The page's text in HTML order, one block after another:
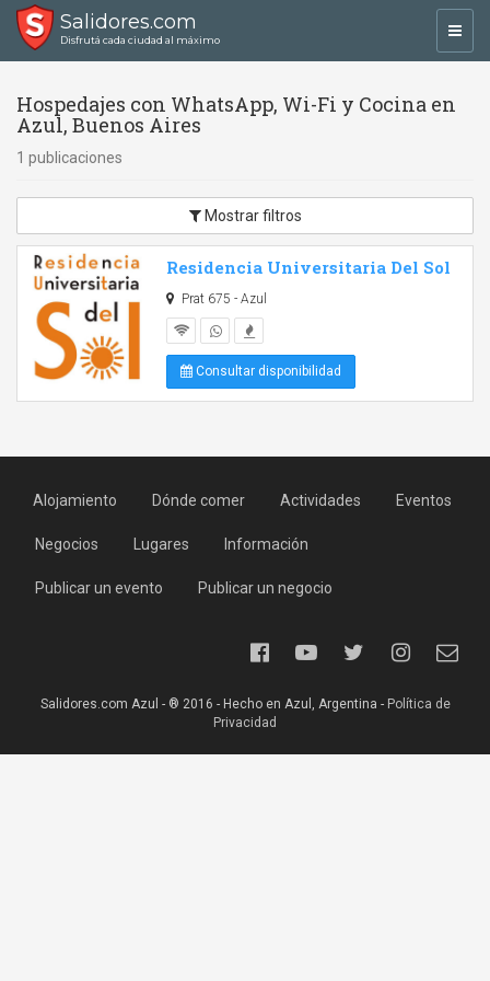
Salidores.com
Disfrutá cada ciudad al máximo
Hospedajes con WhatsApp, Wi-Fi y Cocina en
Azul, Buenos Aires
1 publicaciones
Mostrar filtros
Residencia Universitaria Del Sol
Prat 675 - Azul
Consultar disponibilidad
Alojamiento Dónde comer Actividades Eventos
Negocios Lugares Información
Publicar un evento Publicar un negocio
Salidores.com Azul - ® 2016 - Hecho en Azul, Argentina - Política de
Privacidad